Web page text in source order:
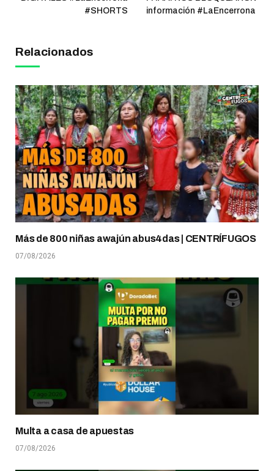
#SHORTS
información #LaEncerrona
Relacionados
Más de 800 niñas awajún abus4das | CENTRÍFUGOS
07/08/2026
Multa a casa de apuestas
07/08/2026